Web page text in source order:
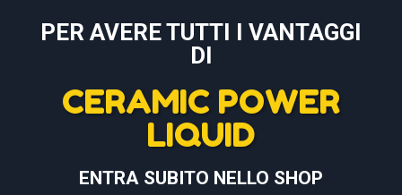
PER AVERE TUTTI I VANTAGGI
DI
CERAMIC POWER
LIQUID
ENTRA SUBITO NELLO SHOP